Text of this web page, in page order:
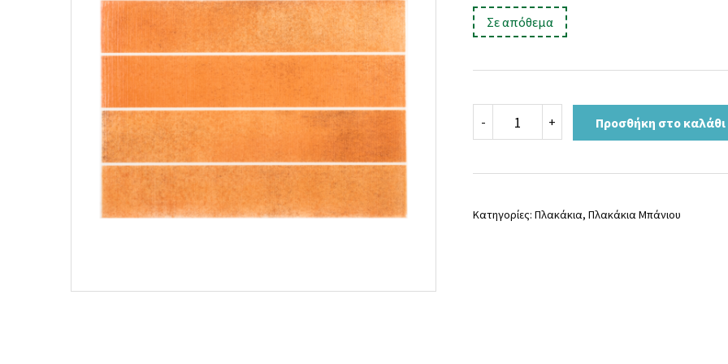
:
price
was:
18,00 €.είναι:
Σε απόθεμα
-
ORANGE
25x35
+ Προσθήκη στο καλάθι
Κατηγορίες: Πλακάκια, Πλακάκια Μπάνιου